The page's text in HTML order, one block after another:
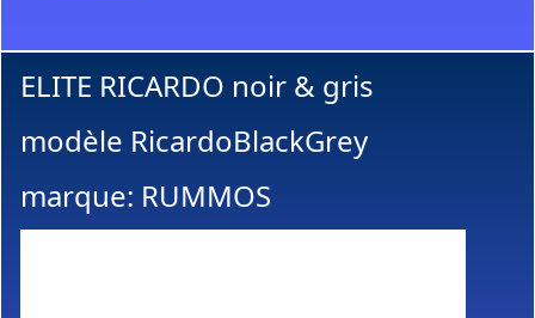
ELITE RICARDO noir & gris
modèle RicardoBlackGrey
marque: RUMMOS